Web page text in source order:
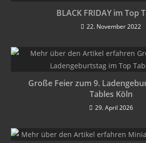
BLACK FRIDAY im Top
22. November 2022
Große Feier zum 9.
Tables Köln
29. April 2026